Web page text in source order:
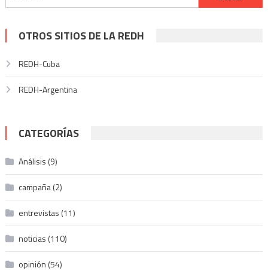
OTROS SITIOS DE LA REDH
REDH-Cuba
REDH-Argentina
CATEGORÍAS
Análisis (9)
campaña(2)
entrevistas (11)
noticias (110)
opinión (54)